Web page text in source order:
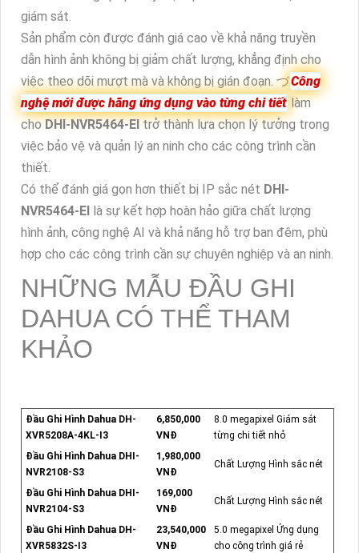
giám sát.
Sản phẩm còn được đánh giá cao về khả năng truyền
dẫn hình ảnh không bị giảm chất lượng, khẳng định cho
việc theo dõi mượt mà và không bị gián đoạn. づCông
nghệ mới được hãng ứng dụng vào từng chi tiết làm
choDHI-NVR5464-EItrở thành lựa chọn lý tưởng trong
việc bảo vệ và quản lý an ninh cho các công trình cần
thiết.
Có thể đánh giá gọn hơn thiết bị IP sắc nét DHI-
NVR5464-EI
là sự kết hợp hoàn hảo giữa chất lượng
hình ảnh, công nghệ AI và khả năng hỗ trợ ban đêm, phù
hợp cho các công trình cần sự chuyên nghiệp và an ninh.
NHỮNG MẪU ĐẦU GHI
DAHUA CÓ THỂ THAM
KHẢO
Đầu Ghi Hình Dahua DH-
XVR5208A-4KL-I3
6,850,000
VNĐ
8.0 megapixel Giám sát
từng chi tiết nhỏ
Đầu Ghi Hình Dahua DHI-
NVR2108-S3
1,980,000
VNĐ
Chất Lượng Hình sắc nét
Đầu Ghi Hình Dahua DHI-
NVR2104-S3
169,000
VNĐ
Chất Lượng Hình sắc nét
Đầu Ghi Hình Dahua DH-
XVR5832S-I3
23,540,000
VNĐ
5.0 megapixel Ứng dụng
cho công trình giá rẻ